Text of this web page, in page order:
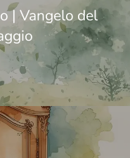
| Vangelo del